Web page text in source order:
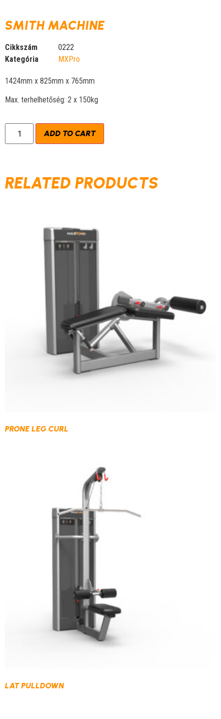
SMITH MACHINE
Cikkszám
0222
Kategória
MXPro
1424mm x 825mm x 765mm
Max. terhelhetőség: 2 x 150kg
ADD TO CART
RELATED PRODUCTS
PRONE LEG CURL
LAT PULLDOWN